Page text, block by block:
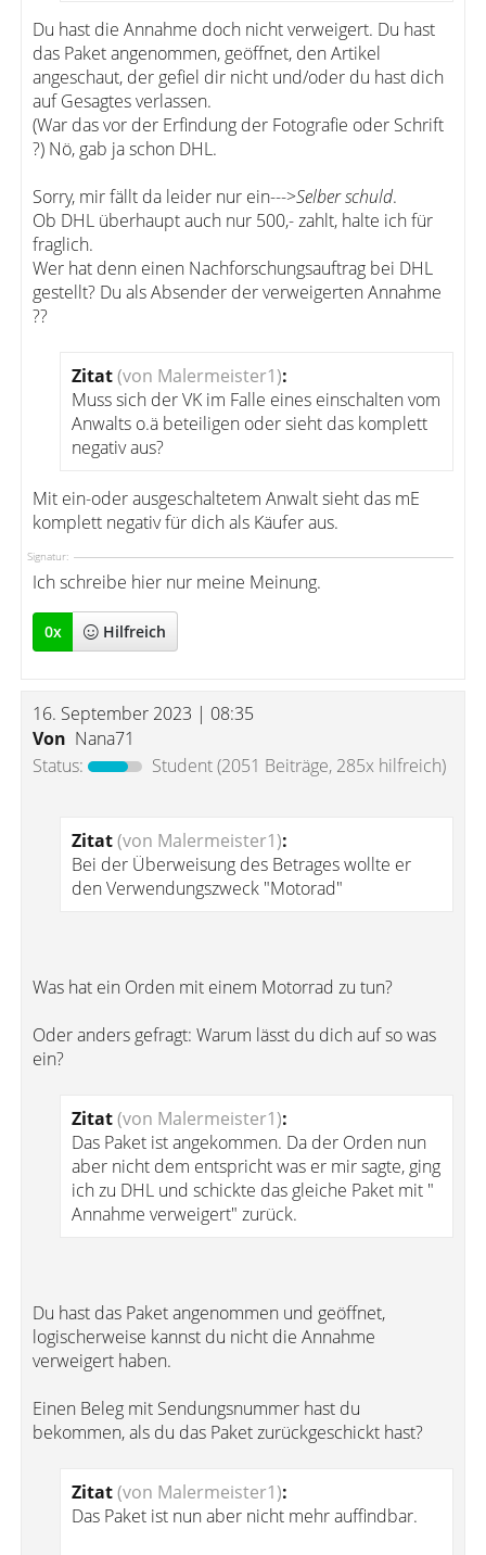
Du hast die Annahme doch nicht verweigert. Du hast
das Paket angenommen, geöffnet, den Artikel
angeschaut, der gefiel dir nicht und/oder du hast dich
auf Gesagtes verlassen.
(War das vor der Erfindung der Fotografie oder Schrift
?) Nö, gab ja schon DHL.
Sorry, mir fällt da leider nur ein--->Selber schuld.
Ob DHL überhaupt auch nur 500,- zahlt, halte ich für
fraglich.
Wer hat denn einen Nachforschungsauftrag bei DHL
gestellt? Du als Absender der verweigerten Annahme
??
Zitat(von Malermeister1):
Muss sich der VK im Falle eines einschalten vom
Anwalts o.ä beteiligen oder sieht das komplett
negativ aus?
Mit ein-oder ausgeschaltetem Anwalt sieht das mE
komplett negativ für dich als Käufer aus.
Signatur:
Ich schreibe hier nur meine Meinung.
0x Hilfreich
16. September 2023 | 08:35
Von Nana71
Status:
Student(2051 Beiträge, 285x hilfreich)
Zitat(von Malermeister1):
Bei der Überweisung des Betrages wollte er
den Verwendungszweck "Motorad"
Was hat ein Orden mit einem Motorrad zu tun?
Oder anders gefragt: Warum lässt du dich auf so was
ein?
Zitat(von Malermeister1):
Das Paket ist angekommen. Da der Orden nun
aber nicht dem entspricht was er mir sagte, ging
ich zu DHL und schickte das gleiche Paket mit "
Annahme verweigert" zurück.
Du hast das Paket angenommen und geöffnet,
logischerweise kannst du nicht die Annahme
verweigert haben.
Einen Beleg mit Sendungsnummer hast du
bekommen, als du das Paket zurückgeschickt hast?
Zitat(von Malermeister1):
Das Paket ist nun aber nicht mehr auffindbar.